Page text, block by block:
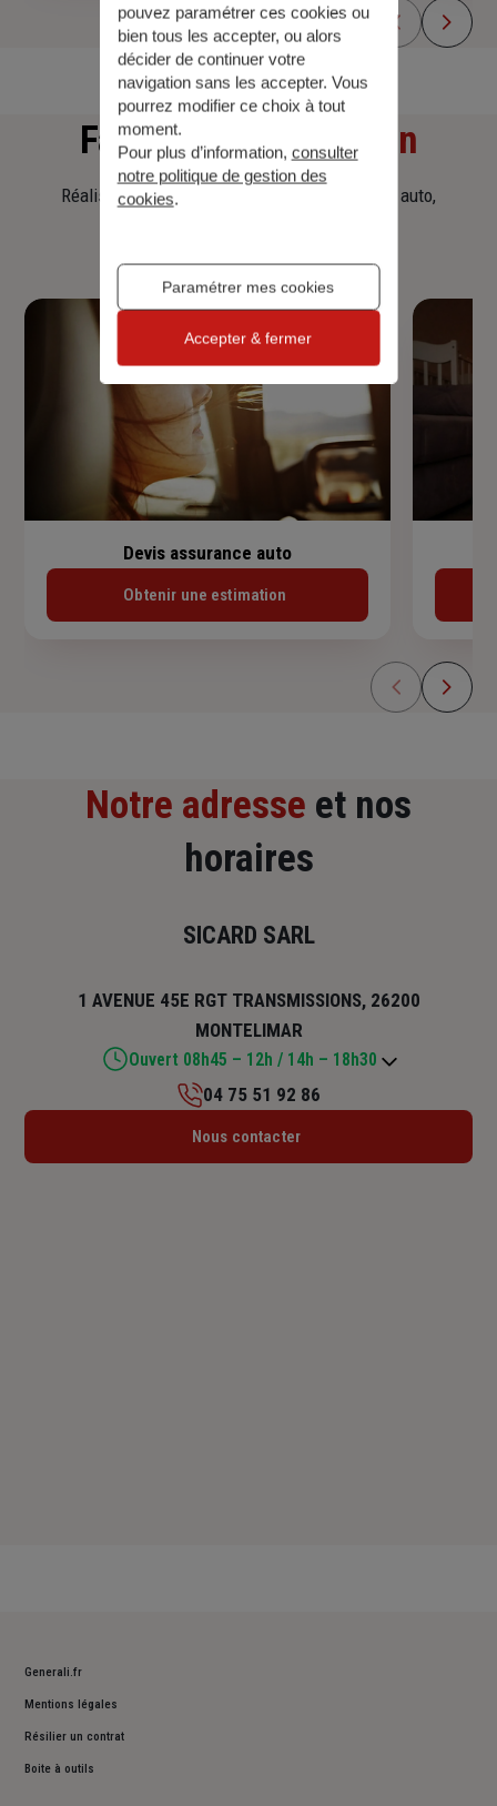
Faitesune simulation
Réalisez une simulation tarifaire d'assurance, auto,
Devis assurance auto
Obtenir une estimation
Notre adresse et nos
horaires
SICARD SARL
1 AVENUE 45E RGT TRANSMISSIONS, 26200
MONTELIMAR
Ouvert 08h45 – 12h / 14h – 18h30
Lundi : 14h – 18h
04 75 51 92 86
Nous contacter
Generali.fr
Mentions légales
Résilier un contrat
Boite à outils
pouvez paramétrer ces cookies ou
bien tous les accepter, ou alors
décider de continuer votre
navigation sans les accepter. Vous
pourrez modifier ce choix à tout
moment.
Pour plus d’information, consulter
notre politique de gestion des
cookies.
Paramétrer mes cookies
Accepter & fermer